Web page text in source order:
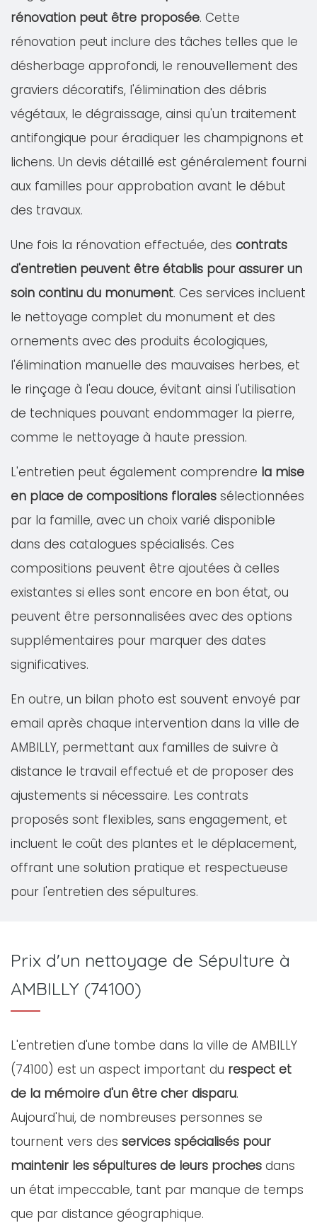
rénovation peut être proposée. Cette
rénovation peut inclure des tâches telles que le
désherbage approfondi, le renouvellement des
graviers décoratifs, l'élimination des débris
végétaux, le dégraissage, ainsi qu'un traitement
antifongique pour éradiquer les champignons et
lichens. Un devis détaillé est généralement fourni
aux familles pour approbation avant le début
des travaux.
Une fois la rénovation effectuée, des contrats
d'entretien peuvent être établis pour assurer un
soin continu du monument. Ces services incluent
le nettoyage complet du monument et des
ornements avec des produits écologiques,
l'élimination manuelle des mauvaises herbes, et
le rinçage à l'eau douce, évitant ainsi l'utilisation
de techniques pouvant endommager la pierre,
comme le nettoyage à haute pression.
L'entretien peut également comprendre la mise
en place de compositions florales sélectionnées
par la famille, avec un choix varié disponible
dans des catalogues spécialisés. Ces
compositions peuvent être ajoutées à celles
existantes si elles sont encore en bon état, ou
peuvent être personnalisées avec des options
supplémentaires pour marquer des dates
significatives.
En outre, un bilan photo est souvent envoyé par
email après chaque intervention dans la ville de
AMBILLY, permettant aux familles de suivre à
distance le travail effectué et de proposer des
ajustements si nécessaire. Les contrats
proposés sont flexibles, sans engagement, et
incluent le coût des plantes et le déplacement,
offrant une solution pratique et respectueuse
pour l'entretien des sépultures.
Prix d'un nettoyage de Sépulture à
AMBILLY (74100)
L'entretien d'une tombe dans la ville de AMBILLY
(74100) est un aspect important du respect et
de la mémoire d'un être cher disparu.
Aujourd'hui, de nombreuses personnes se
tournent vers des services spécialisés pour
maintenir les sépultures de leurs proches dans
un état impeccable, tant par manque de temps
que par distance géographique.